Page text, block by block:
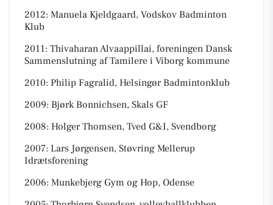
2012: Manuela Kjeldgaard, Vodskov Badminton
Klub
2011: Thivaharan Alvaappillai, foreningen Dansk
Sammenslutning af Tamilere i Viborg kommune
2010: Philip Fagralid, Helsingør Badmintonklub
2009: Bjørk Bonnichsen, Skals GF
2008: Holger Thomsen, Tved G&I, Svendborg
2007: Lars Jørgensen, Støvring Mellerup
Idrætsforening
2006: Munkebjerg Gym og Hop, Odense